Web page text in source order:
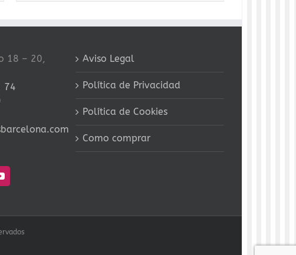
18 – 20,
74
Aviso Legal
Política de Privacidad
Política de Cookies
Como comprar